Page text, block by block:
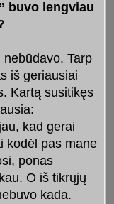
buvo lengviau
Tarp
iš geriausiai
Kartą susitikęs
kad gerai
kodėl pas mane
ponas
O iš tikrųjų
kada.